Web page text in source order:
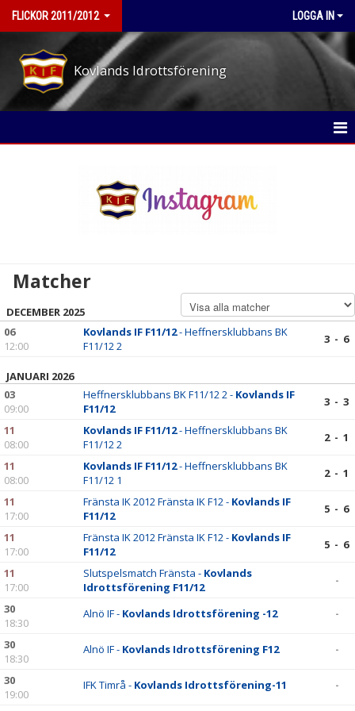
FLICKOR 2011/2012 LOGGA IN
Kovlands Idrottsförening
BILDGALLERI
KONTAKT
Matcher
DECEMBER 2025
06
12:00
Kovlands IF F11/12- Heffnersklubbans BK
F11/12 2
3 - 6
JANUARI 2026
03
09:00
Heffnersklubbans BK F11/12 2 - Kovlands IF
F11/12
3 - 3
11
08:00
Kovlands IF F11/12- Heffnersklubbans BK
F11/12 2
2 - 1
11
08:00
Kovlands IF F11/12- Heffnersklubbans BK
F11/12 1
2 - 1
11
17:00
Fränsta IK 2012 Fränsta IK F12 - Kovlands IF
F11/12
5 - 6
11
17:00
Fränsta IK 2012 Fränsta IK F12 - Kovlands IF
F11/12
5 - 6
11
17:00
Slutspelsmatch Fränsta - Kovlands
Idrottsförening F11/12
-
30
18:30
Alnö IF - Kovlands Idrottsförening -12 -
30
18:30
Alnö IF - Kovlands Idrottsförening F12 -
30
19:00
IFK Timrå - Kovlands Idrottsförening-11 -